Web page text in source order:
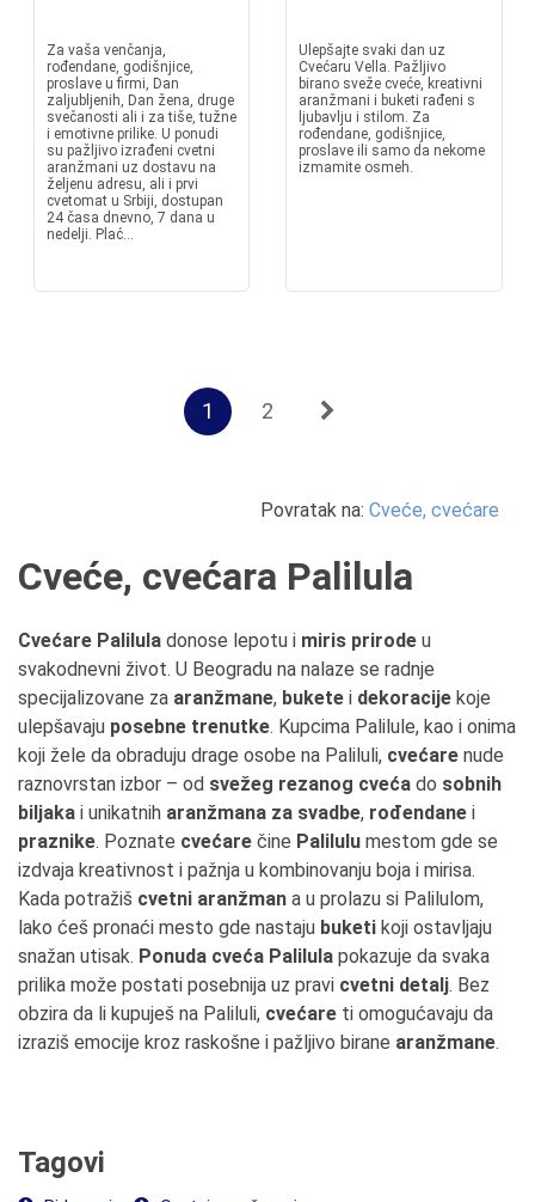
Za vaša venčanja,
rođendane, godišnjice,
proslave u firmi, Dan
zaljubljenih, Dan žena, druge
svečanosti ali i za tiše, tužne
i emotivne prilike. U ponudi
su pažljivo izrađeni cvetni
aranžmani uz dostavu na
željenu adresu, ali i prvi
cvetomat u Srbiji, dostupan
24 časa dnevno, 7 dana u
nedelji. Plać...
Ulepšajte svaki dan uz
Cvećaru Vella. Pažljivo
birano sveže cveće, kreativni
aranžmani i buketi rađeni s
ljubavlju i stilom. Za
rođendane, godišnjice,
proslave ili samo da nekome
izmamite osmeh.
1 2
Povratak na: Cveće, cvećare
Cveće, cvećara Palilula
Cvećare Palilula donose lepotu i miris prirode u
svakodnevni život. U Beogradu na nalaze se radnje
specijalizovane za aranžmane, bukete i dekoracije koje
ulepšavaju posebne trenutke. Kupcima Palilule, kao i onima
koji žele da obraduju drage osobe na Paliluli, cvećare nude
raznovrstan izbor – od svežeg rezanog cveća do sobnih
biljaka i unikatnih aranžmana za svadbe, rođendane i
praznike. Poznate cvećare čine Palilulu mestom gde se
izdvaja kreativnost i pažnja u kombinovanju boja i mirisa.
Kada potražiš cvetni aranžman a u prolazu si Palilulom,
lako ćeš pronaći mesto gde nastaju buketi koji ostavljaju
snažan utisak. Ponuda cveća Palilula pokazuje da svaka
prilika može postati posebnija uz pravi cvetni detalj. Bez
obzira da li kupuješ na Paliluli, cvećare ti omogućavaju da
izraziš emocije kroz raskošne i pažljivo birane aranžmane.
Tagovi